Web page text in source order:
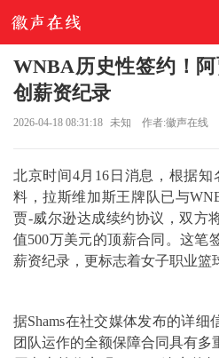
WNBA历史性签约！
创薪资纪录
2026-04-18 08:31:18 未知 作者:徽声在线
北京时间4月16日消息，根据知
料，拉斯维加斯王牌队已与
贾-威尔逊达成续约协议，双方
值500万美元的顶薪合同。这笔
薪资纪录，更标志着女子职业篮
据Shams在社交媒体发布的详
团队运作的全额保障合同具有